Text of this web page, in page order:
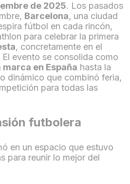
de 2025. Los pasados
Barcelona, una ciudad
fútbol en cada rincón,
para celebrar la primera
, concretamente en el
El evento se consolida como
en España hasta la
dinámico que combinó feria,
para todas las
futbolera
en un espacio que estuvo
para reunir lo mejor del